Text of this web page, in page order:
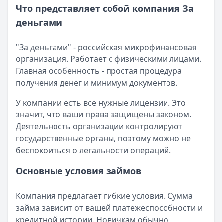
Рекордный рост доли клиентов МФО с iPhone: что
Кратко:В III квартале 2025 года владельцы iPhone
Категория:МФО
Читать новость
57 сервисов микрозаймов через Госуслуги: где
Кратко:Авторизация через Госуслуги ускоряет
Категория:МФО
Читать новость
Смс о «одобренном займе» от Bigmani Ru: как
Кратко:Пришло СМС об одобрении займа от Bigmani
Опубликовано:23 ноября 2025 г.
Категория:МФО
Все новости
Что представляет собой компания За
деньгами
"За деньгами" - российская микрофинансовая
организация. Работает с физическими лицами.
Главная особенность - простая процедура
получения денег и минимум документов.
У компании есть все нужные лицензии. Это
значит, что ваши права защищены законом.
Деятельность организации контролируют
государственные органы, поэтому можно не
беспокоиться о легальности операций.
Основные условия займов
Компания предлагает гибкие условия. Сумма
займа зависит от вашей платежеспособности и
кредитной истории. Новичкам обычно